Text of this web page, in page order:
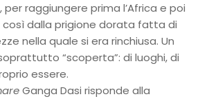
raggiungere prima l’Africa e poi
così dalla prigione dorata fatta di
nella quale si era rinchiusa. Un
“scoperta”: di luoghi, di
essere.
Ganga Dasi risponde alla